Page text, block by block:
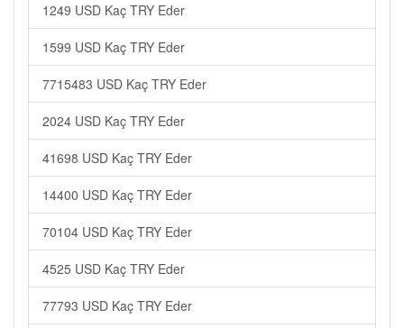
1249 USD Kaç TRY Eder
1599 USD Kaç TRY Eder
7715483 USD Kaç TRY Eder
2024 USD Kaç TRY Eder
41698 USD Kaç TRY Eder
14400 USD Kaç TRY Eder
70104 USD Kaç TRY Eder
4525 USD Kaç TRY Eder
77793 USD Kaç TRY Eder